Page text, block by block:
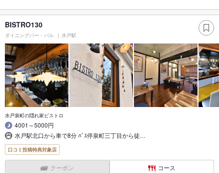
BISTRO130
ダイニングバー・バル 水戸駅
水戸泉町の隠れ家ビストロ
4001～5000円
水戸駅北口から車で8分 ﾊﾞｽ停泉町三丁目から徒…
口コミ投稿特典対象店
クーポン コース